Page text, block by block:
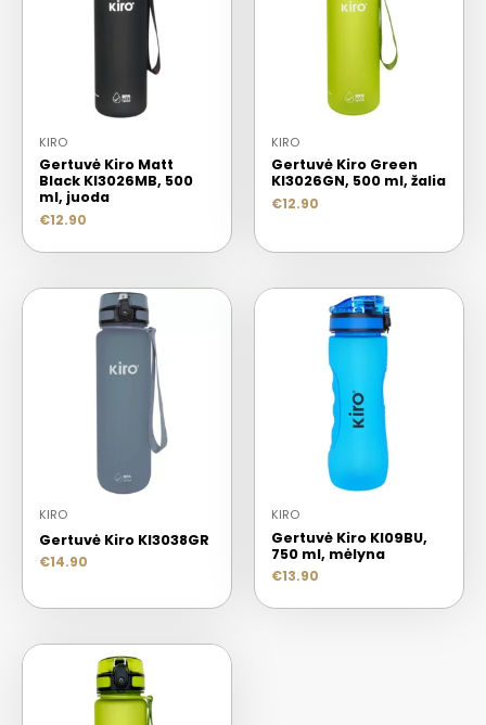
KIRO
Gertuvė Kiro Matt
Black KI3026MB, 500
ml, juoda
€12.90
KIRO
Gertuvė Kiro Green
KI3026GN, 500 ml, žalia
€12.90
KIRO
Gertuvė Kiro KI3038GR
€14.90
KIRO
Gertuvė Kiro KI09BU,
750 ml, mėlyna
€13.90